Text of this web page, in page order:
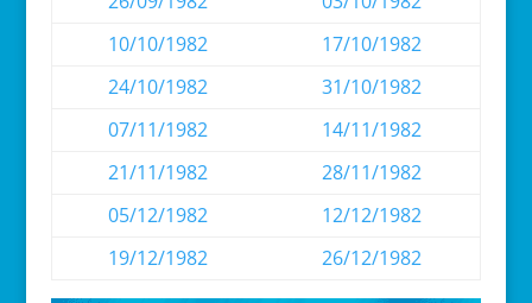
10/10/1982
17/10/1982
24/10/1982
31/10/1982
07/11/1982
14/11/1982
21/11/1982
28/11/1982
05/12/1982
12/12/1982
19/12/1982
26/12/1982